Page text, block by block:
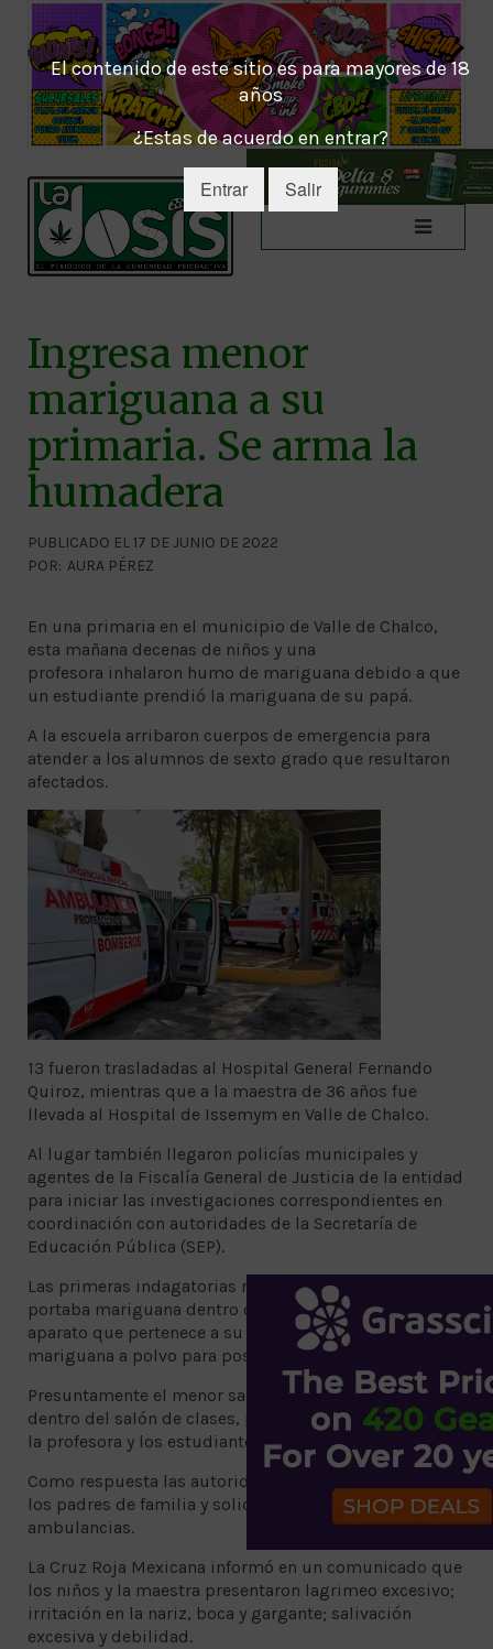
El contenido de este sitio es para mayores de 18
años
¿Estas de acuerdo en entrar?
Entrar Salir
Ingresa menor
mariguana a su
primaria. Se arma la
humadera
PUBLICADO EL 17 DE JUNIO DE 2022
POR: AURA PÉREZ
En una primaria en el municipio de Valle de Chalco,
esta mañana decenas de niños y una
profesora inhalaron humo de mariguana debido a que
un estudiante prendió la mariguana de su papá.
A la escuela arribaron cuerpos de emergencia para
atender a los alumnos de sexto grado que resultaron
afectados.
13 fueron trasladadas al Hospital General Fernando
Quiroz, mientras que a la maestra de 36 años fue
llevada al Hospital de Issemym en Valle de Chalco.
Al lugar también llegaron policías municipales y
agentes de la Fiscalía General de Justicia de la entidad
para iniciar las investigaciones correspondientes en
coordinación con autoridades de la Secretaría de
Educación Pública (SEP).
Las primeras indagatorias revelan que un alumno
portaba mariguana dentro de un frasco, además de un
aparato que pertenece a su papá y que procesa la
mariguana a polvo para posteriormente fumarla.
Presuntamente el menor sacó el polvo y lo prendió
dentro del salón de clases, por lo que fue inhalado por
la profesora y los estudiantes presentes.
Como respuesta las autoridades escolares llamaron a
los padres de familia y solicitaron el apoyo de
ambulancias.
La Cruz Roja Mexicana informó en un comunicado que
los niños y la maestra presentaron lagrimeo excesivo;
irritación en la nariz, boca y gargante; salivación
excesiva y debilidad.